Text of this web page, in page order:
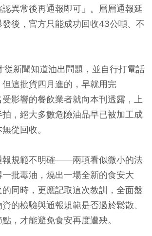
異常後再通報即可」。層層通報延
後，官方只能成功回收43公噸、不
從新聞知道油出問題，並自行打電話
這批貨四月進的，早就用完
影響的餐飲業者就向本刊透露，上
，絕大多數危險油品早已被加工成
從回收。
報規範不明確——兩項看似微小的法
批毒油，燒出一場全新的食安大
同時，更應記取這次教訓，全面盤
的檢驗與通報規範是否過於鬆散、
，才能避免食安再度遭殃。